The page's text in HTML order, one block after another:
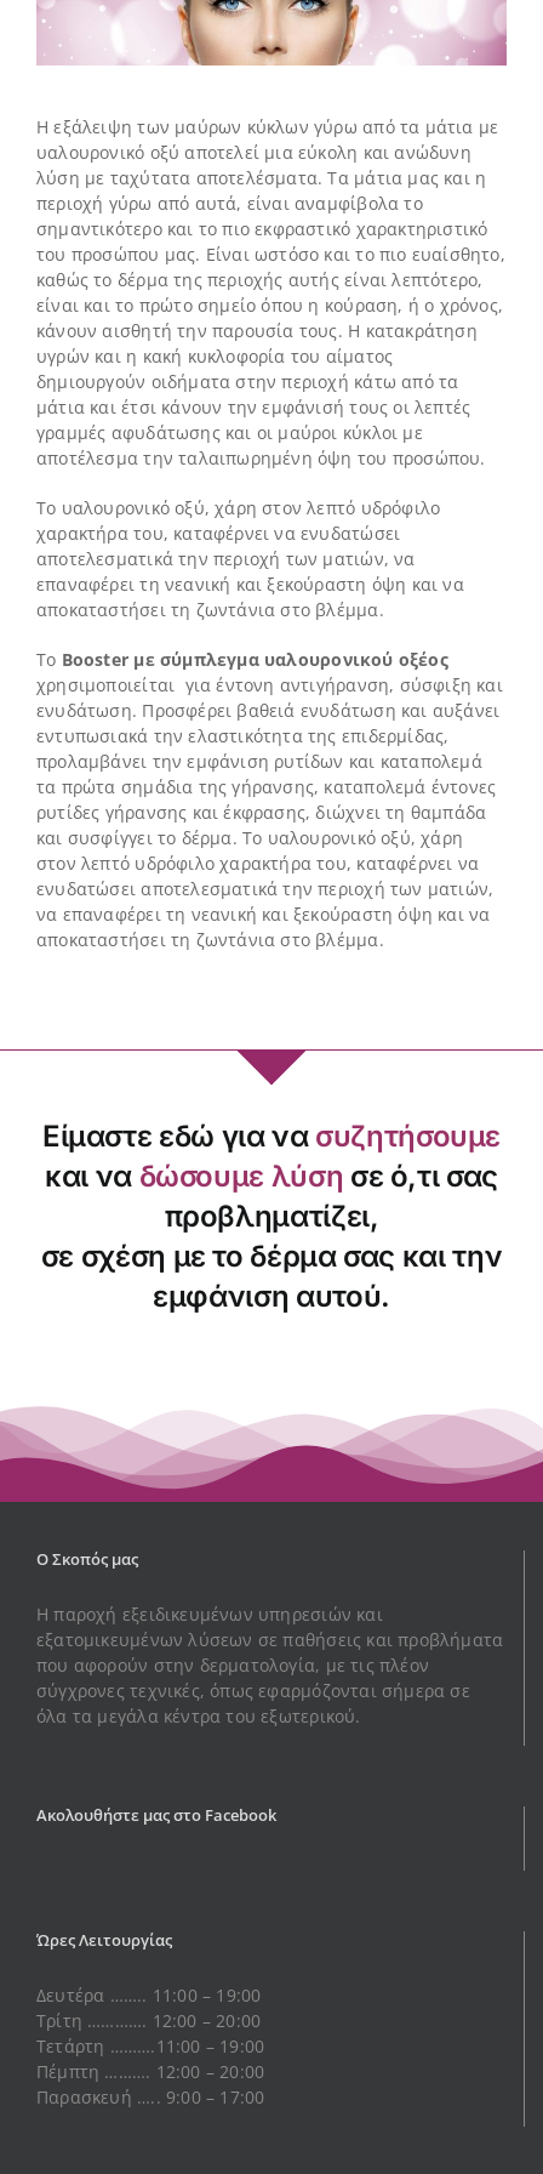
Η εξάλειψη των μαύρων κύκλων γύρω από τα μάτια με
υαλουρονικό οξύ αποτελεί μια εύκολη και ανώδυνη
λύση με ταχύτατα αποτελέσματα. Τα μάτια μας και η
περιοχή γύρω από αυτά, είναι αναμφίβολα το
σημαντικότερο και το πιο εκφραστικό χαρακτηριστικό
του προσώπου μας. Είναι ωστόσο και το πιο ευαίσθητο,
καθώς το δέρμα της περιοχής αυτής είναι λεπτότερο,
είναι και το πρώτο σημείο όπου η κούραση, ή ο χρόνος,
κάνουν αισθητή την παρουσία τους. Η κατακράτηση
υγρών και η κακή κυκλοφορία του αίματος
δημιουργούν οιδήματα στην περιοχή κάτω από τα
μάτια και έτσι κάνουν την εμφάνισή τους οι λεπτές
γραμμές αφυδάτωσης και οι μαύροι κύκλοι με
αποτέλεσμα την ταλαιπωρημένη όψη του προσώπου.
Το υαλουρονικό οξύ, χάρη στον λεπτό υδρόφιλο
χαρακτήρα του, καταφέρνει να ενυδατώσει
αποτελεσματικά την περιοχή των ματιών, να
επαναφέρει τη νεανική και ξεκούραστη όψη και να
αποκαταστήσει τη ζωντάνια στο βλέμμα.
To Booster με σύμπλεγμα υαλουρονικού οξέος
χρησιμοποιείται για έντονη αντιγήρανση, σύσφιξη και
ενυδάτωση. Προσφέρει βαθειά ενυδάτωση και αυξάνει
εντυπωσιακά την ελαστικότητα της επιδερμίδας,
προλαμβάνει την εμφάνιση ρυτίδων και καταπολεμά
τα πρώτα σημάδια της γήρανσης, καταπολεμά έντονες
ρυτίδες γήρανσης και έκφρασης, διώχνει τη θαμπάδα
και συσφίγγει το δέρμα. Το υαλουρονικό οξύ, χάρη
στον λεπτό υδρόφιλο χαρακτήρα του, καταφέρνει να
ενυδατώσει αποτελεσματικά την περιοχή των ματιών,
να επαναφέρει τη νεανική και ξεκούραστη όψη και να
αποκαταστήσει τη ζωντάνια στο βλέμμα.
Είμαστε εδώ για να συζητήσουμε
και ναδώσουμε λύση σε ό,τι σας
προβληματίζει,
σε σχέση με το δέρμα σας και την
εμφάνιση αυτού.
Ο Σκοπός μας
Η παροχή εξειδικευμένων υπηρεσιών και
εξατομικευμένων λύσεων σε παθήσεις και προβλήματα
που αφορούν στην δερματολογία, με τις πλέον
σύγχρονες τεχνικές, όπως εφαρμόζονται σήμερα σε
όλα τα μεγάλα κέντρα του εξωτερικού.
Ακολουθήστε μας στο Facebook
Ώρες Λειτουργίας
Δευτέρα …….. 11:00 – 19:00
Τρίτη …………. 12:00 – 20:00
Τετάρτη ……….11:00 – 19:00
Πέμπτη ………. 12:00 – 20:00
Παρασκευή ….. 9:00 – 17:00